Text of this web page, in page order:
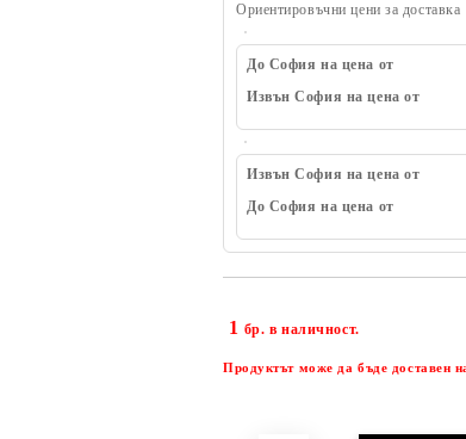
Ориентировъчни цени за доставка
До София на цена от
Извън София на цена от
Извън София на цена от
До София на цена от
1 бр. в наличност.
Продуктът може да бъде доставен